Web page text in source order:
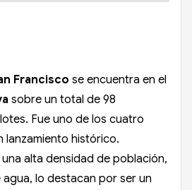
Francisco se encuentra en el
sobre un total de 98
Fue uno de los cuatro
lanzamiento histórico.
alta densidad de población,
lo destacan por ser un